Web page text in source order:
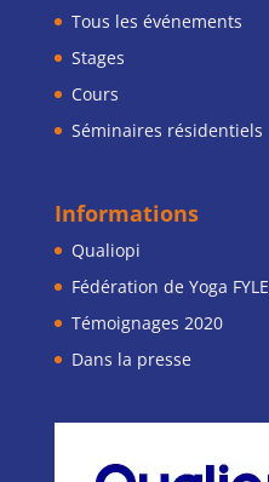
Tous les événements
Stages
Cours
Séminaires résidentiels
Informations
Qualiopi
Fédération de Yoga FYLE
Témoignages 2020
Dans la presse